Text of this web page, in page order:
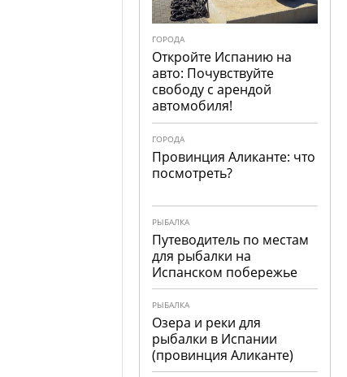
ГОРОДА
Откройте Испанию на
авто: Почувствуйте
свободу с арендой
автомобиля!
ГОРОДА
Провинция Аликанте: что
посмотреть?
РЫБАЛКА
Путеводитель по местам
для рыбалки на
Испанском побережье
РЫБАЛКА
Озера и реки для
рыбалки в Испании
(провинция Аликанте)